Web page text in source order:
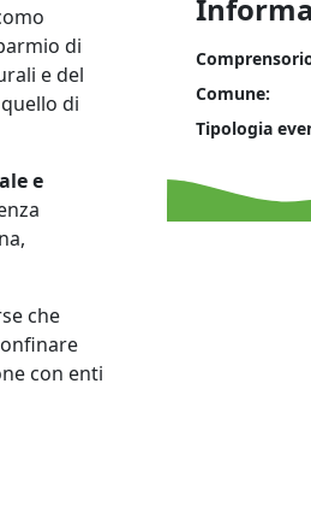
di
e del
di
e
che
con enti
Comune:
Tipologia